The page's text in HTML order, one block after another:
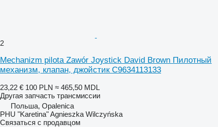
2
Mechanizm pilota Zawór Joystick David Brown Пилотный
механизм, клапан, джойстик C9634113133
23,22 € 100 PLN ≈ 465,50 MDL
Другая запчасть трансмиссии
Польша, Opalenica
PHU "Karetina" Agnieszka Wilczyńska
Связаться с продавцом